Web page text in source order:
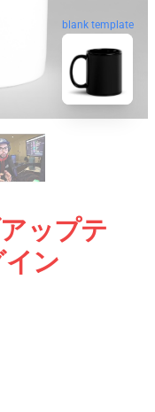
blank template
ップテ
イン